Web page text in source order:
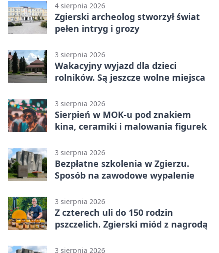
4 sierpnia 2026
Zgierski archeolog stworzył świat
pełen intryg i grozy
3 sierpnia 2026
Wakacyjny wyjazd dla dzieci
rolników. Są jeszcze wolne miejsca
3 sierpnia 2026
Sierpień w MOK-u pod znakiem
kina, ceramiki i malowania figurek
3 sierpnia 2026
Bezpłatne szkolenia w Zgierzu.
Sposób na zawodowe wypalenie
3 sierpnia 2026
Z czterech uli do 150 rodzin
pszczelich. Zgierski miód z nagrodą
3 sierpnia 2026